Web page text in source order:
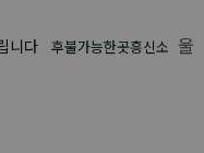
니다 후불가능한곳흥신소 울